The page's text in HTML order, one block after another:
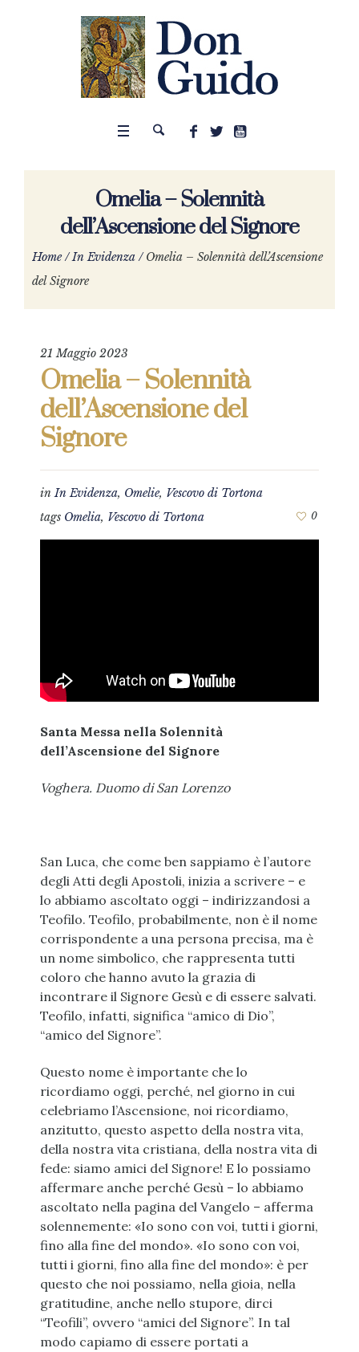
Omelia – Solennità
dell’Ascensione del Signore
Home /In Evidenza /Omelia – Solennità dell’Ascensione
del Signore
21 Maggio 2023
Omelia – Solennità
dell’Ascensione del
Signore
inIn Evidenza, Omelie, Vescovo di Tortona
tags Omelia, Vescovo di Tortona 0
Santa Messa nella Solennità
dell’Ascensione del Signore
Voghera. Duomo di San Lorenzo
San Luca, che come ben sappiamo è l’autore
degli Atti degli Apostoli, inizia a scrivere – e
lo abbiamo ascoltato oggi – indirizzandosi a
Teofilo. Teofilo, probabilmente, non è il nome
corrispondente a una persona precisa, ma è
un nome simbolico, che rappresenta tutti
coloro che hanno avuto la grazia di
incontrare il Signore Gesù e di essere salvati.
Teofilo, infatti, significa “amico di Dio”,
“amico del Signore”.
Questo nome è importante che lo
ricordiamo oggi, perché, nel giorno in cui
celebriamo l’Ascensione, noi ricordiamo,
anzitutto, questo aspetto della nostra vita,
della nostra vita cristiana, della nostra vita di
fede: siamo amici del Signore! E lo possiamo
affermare anche perché Gesù – lo abbiamo
ascoltato nella pagina del Vangelo – afferma
solennemente: «Io sono con voi, tutti i giorni,
fino alla fine del mondo». «Io sono con voi,
tutti i giorni, fino alla fine del mondo»: è per
questo che noi possiamo, nella gioia, nella
gratitudine, anche nello stupore, dirci
“Teofili”, ovvero “amici del Signore”. In tal
modo capiamo di essere portati a